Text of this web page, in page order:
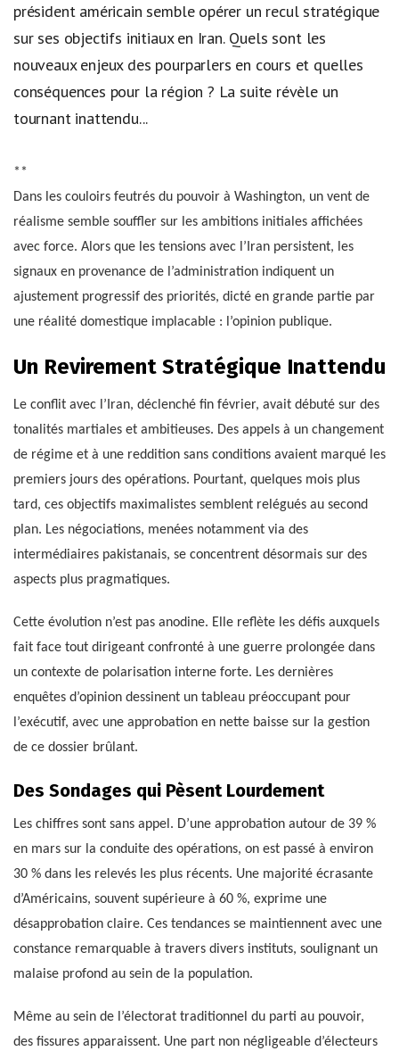
président américain semble opérer un recul stratégique
sur ses objectifs initiaux en Iran. Quels sont les
nouveaux enjeux des pourparlers en cours et quelles
conséquences pour la région ? La suite révèle un
tournant inattendu...
**
Dans les couloirs feutrés du pouvoir à Washington, un vent de
réalisme semble souffler sur les ambitions initiales affichées
avec force. Alors que les tensions avec l’Iran persistent, les
signaux en provenance de l’administration indiquent un
ajustement progressif des priorités, dicté en grande partie par
une réalité domestique implacable : l’opinion publique.
Un Revirement Stratégique Inattendu
Le conflit avec l’Iran, déclenché fin février, avait débuté sur des
tonalités martiales et ambitieuses. Des appels à un changement
de régime et à une reddition sans conditions avaient marqué les
premiers jours des opérations. Pourtant, quelques mois plus
tard, ces objectifs maximalistes semblent relégués au second
plan. Les négociations, menées notamment via des
intermédiaires pakistanais, se concentrent désormais sur des
aspects plus pragmatiques.
Cette évolution n’est pas anodine. Elle reflète les défis auxquels
fait face tout dirigeant confronté à une guerre prolongée dans
un contexte de polarisation interne forte. Les dernières
enquêtes d’opinion dessinent un tableau préoccupant pour
l’exécutif, avec une approbation en nette baisse sur la gestion
de ce dossier brûlant.
Des Sondages qui Pèsent Lourdement
Les chiffres sont sans appel. D’une approbation autour de 39 %
en mars sur la conduite des opérations, on est passé à environ
30 % dans les relevés les plus récents. Une majorité écrasante
d’Américains, souvent supérieure à 60 %, exprime une
désapprobation claire. Ces tendances se maintiennent avec une
constance remarquable à travers divers instituts, soulignant un
malaise profond au sein de la population.
Même au sein de l’électorat traditionnel du parti au pouvoir,
des fissures apparaissent. Une part non négligeable d’électeurs